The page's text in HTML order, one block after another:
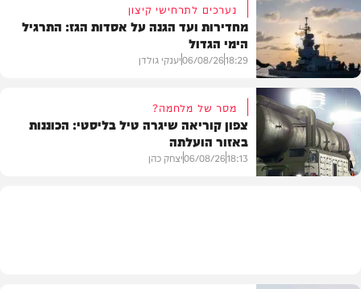
בעולם
צבא וביטחון
נערכים לתרחישי קיצון
מחדירות ועד הגנה על אסדות הגז: התרגיל
הימי הגדול
18:29
06/08/26יענקי גולדן
מסר של מלחמה?
צפון קוריאה שיגרה טיל בליסטי: הכוננות
באזור הועלתה
18:13
06/08/26יצחק כהן